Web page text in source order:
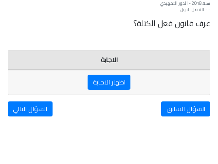
سنة: 2018 - الدور التمهيدي
- - الفصل الاول
عرف قانون فعل الكتلة؟
الاجابة
اظهار الاجابة
السؤال السابق السؤال التالي